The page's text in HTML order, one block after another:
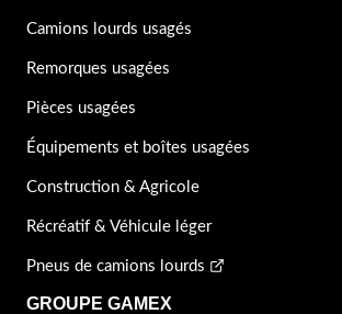
Camions lourds usagés
Remorques usagées
Pièces usagées
Équipements et boîtes usagées
Construction & Agricole
Récréatif & Véhicule léger
Pneus de camions lourds
GROUPE GAMEX